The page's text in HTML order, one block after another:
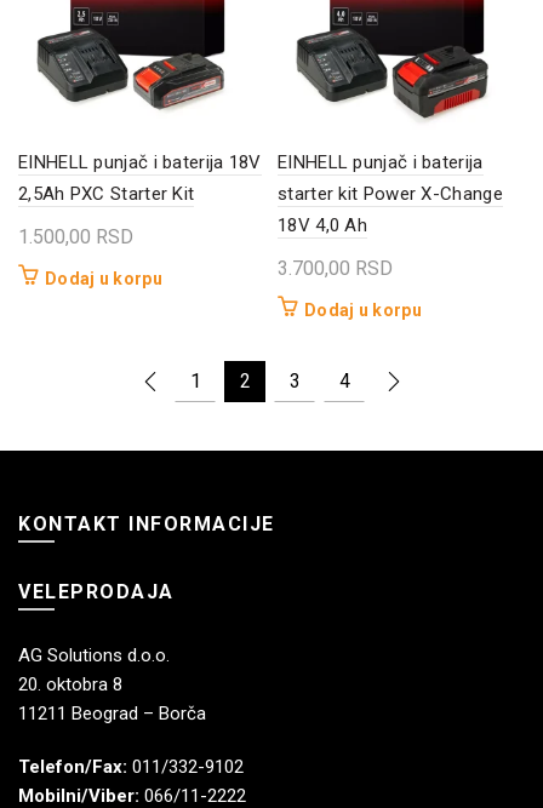
EINHELL punjač i baterija 18V
2,5Ah PXC Starter Kit
1.500,00 RSD
Dodaj u korpu
EINHELL punjač i baterija
starter kit Power X-Change
18V 4,0 Ah
3.700,00 RSD
Dodaj u korpu
1 2 3 4
KONTAKT INFORMACIJE
VELEPRODAJA
AG Solutions d.o.o.
20. oktobra 8
11211 Beograd – Borča
Telefon/Fax: 011/332-9102
Mobilni/Viber: 066/11-2222